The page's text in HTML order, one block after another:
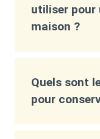
utiliser pour
maison ?
Quels sont
pour